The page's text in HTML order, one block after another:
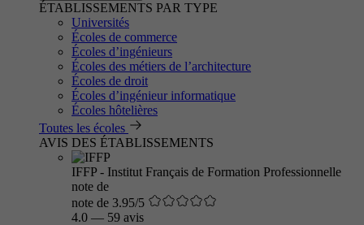
ÉTABLISSEMENTS PAR TYPE
Universités
Écoles de commerce
Écoles d’ingénieurs
Écoles des métiers de l’architecture
Écoles de droit
Écoles d’ingénieur informatique
Écoles hôtelières
Toutes les écoles
AVIS DES ÉTABLISSEMENTS
IFFP - Institut Français de Formation Professionnelle
note de
note de 3.95/5
4.0 — 59 avis